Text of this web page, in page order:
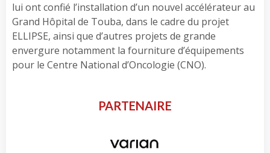
lui ont confié l’installation d’un nouvel accélérateur au
Grand Hôpital de Touba, dans le cadre du projet
ELLIPSE, ainsi que d’autres projets de grande
envergure notamment la fourniture d’équipements
pour le Centre National d’Oncologie (CNO).
PARTENAIRE